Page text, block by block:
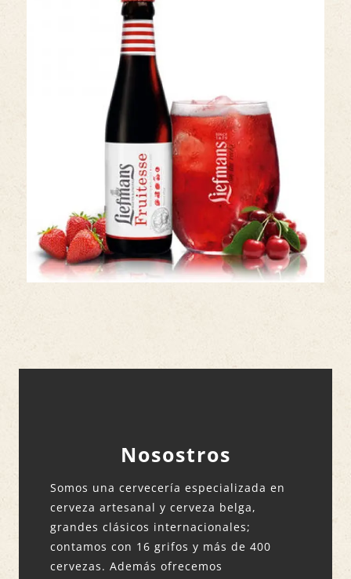
Nosostros
Somos una cervecería especializada en
cerveza artesanal y cerveza belga,
grandes clásicos internacionales;
contamos con 16 grifos y más de 400
cervezas. Además ofrecemos